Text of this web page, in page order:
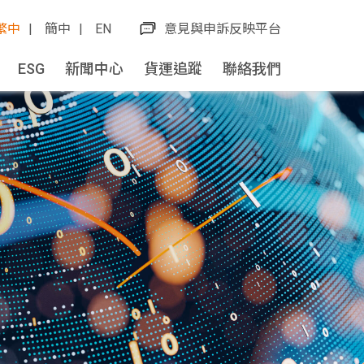
中 簡中 EN 意見與申訴反映平台
ESG 新聞中心 貨運追蹤 聯絡我們